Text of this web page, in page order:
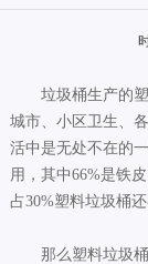
垃圾桶生产的
城市、小区卫生、
活中是无处不在的
用，其中66%是铁
占30%塑料垃圾桶
那么塑料垃圾